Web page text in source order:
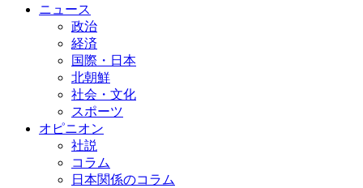
ニュース
政治
経済
国際・日本
北朝鮮
社会・文化
スポーツ
オピニオン
社説
コラム
日本関係のコラム